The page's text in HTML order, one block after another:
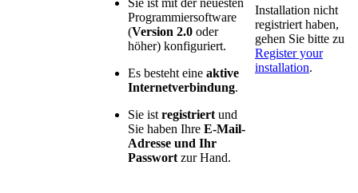
Sie ist mit der neuesten
Programmiersoftware
(Version 2.0 oder
höher) konfiguriert.
Es besteht eine aktive
Internetverbindung.
Sie istregistriertund
Sie haben Ihre E-Mail-
Adresse und Ihr
Passwortzur Hand.
Installation nicht
registriert haben,
gehen Sie bitte zu
Register your
installation.